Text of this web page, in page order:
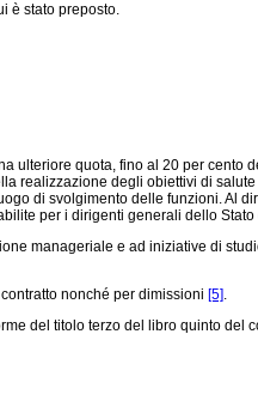
è stato preposto.
ulteriore quota, fino al 20 per cento
realizzazione degli obiettivi di
di svolgimento delle funzioni. Al
per i dirigenti generali dello
manageriale e ad iniziative di
nonché per dimissioni [5].
del titolo terzo del libro quinto del